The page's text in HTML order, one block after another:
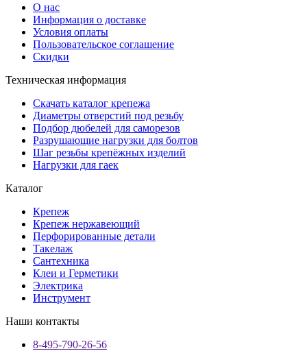
О нас
Информация о доставке
Условия оплаты
Пользовательское соглашение
Скидки
Техническая информация
Скачать каталог крепежа
Диаметры отверстий под резьбу
Подбор дюбелей для саморезов
Разрушающие нагрузки для болтов
Шаг резьбы крепёжных изделий
Нагрузки для гаек
Каталог
Крепеж
Крепеж нержавеющий
Перфорированные детали
Такелаж
Сантехника
Клеи и Герметики
Электрика
Инструмент
Наши контакты
8-495-790-26-56